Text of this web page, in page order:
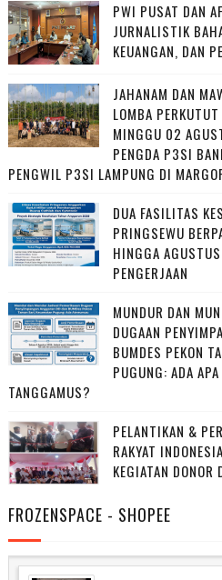
PWI PUSAT DAN
JURNALISTIK
KEUANGAN, DAN
JAHANAM DAN
LOMBA
MINGGU 02
PENGDA P3SI
PENGWIL P3SI LAMPUNG DI
DUA FASILITAS
PRINGSEWU
HINGGA
PENGERJAAN
MUNDUR DAN
DUGAAN
BUMDES PEKON
PUGUNG: ADA
TANGGAMUS?
PELANTIKAN &
RAKYAT
KEGIATAN DONOR
FROZENSPACE - SHOPEE